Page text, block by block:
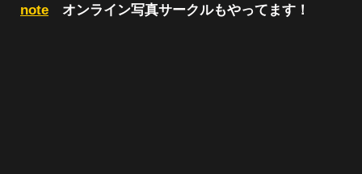
note オンライン写真サークルもやってます！